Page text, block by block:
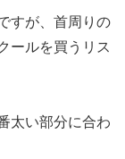
すが、首周りの
ールを買うリス
太い部分に合わ